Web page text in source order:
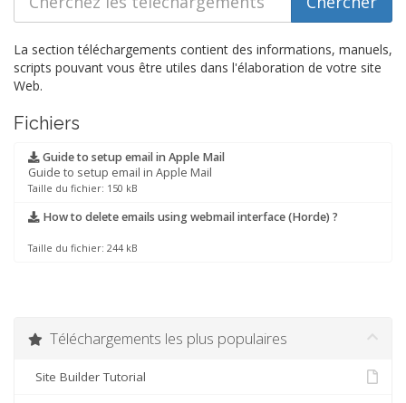
La section téléchargements contient des informations, manuels,
scripts pouvant vous être utiles dans l'élaboration de votre site
Web.
Fichiers
Guide to setup email in Apple Mail
Guide to setup email in Apple Mail
Taille du fichier: 150 kB
How to delete emails using webmail interface (Horde) ?
Taille du fichier: 244 kB
Téléchargements les plus populaires
Site Builder Tutorial